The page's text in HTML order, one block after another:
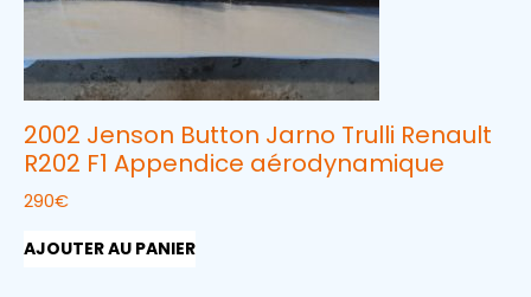
2002 Jenson Button Jarno Trulli Renault
R202 F1 Appendice aérodynamique
290€
AJOUTER AU PANIER